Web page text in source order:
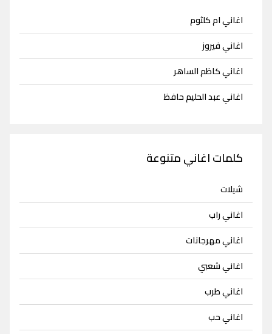
اغاني ام كلثوم
اغاني فيروز
اغاني كاظم الساهر
اغاني عبد الحليم حافظ
كلمات اغاني متنوعة
شيلات
اغاني راب
اغاني مهرجانات
اغاني شعبي
اغاني طرب
اغاني حب